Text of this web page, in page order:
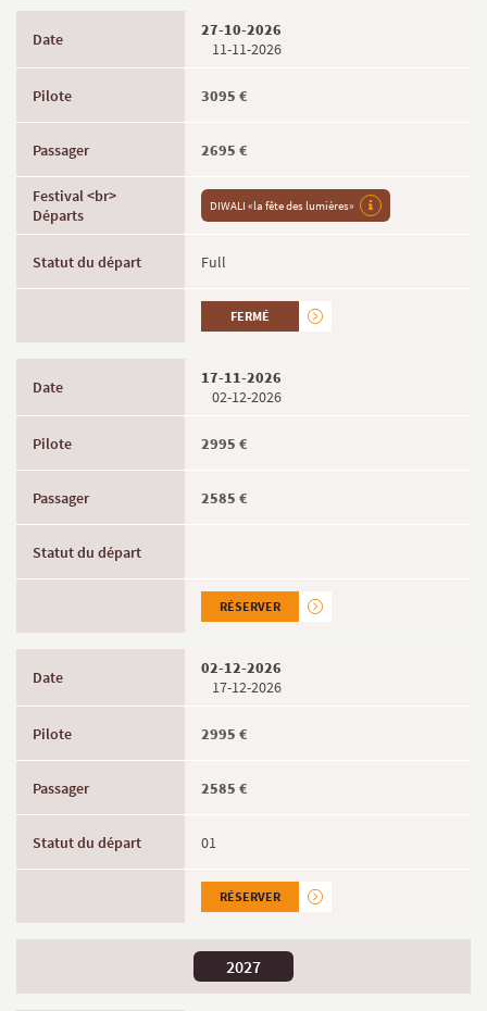
27-10-2026
11-11-2026
3095 €
2695 €
DIWALI «la fête des lumières»
Full
FERMÉ
17-11-2026
02-12-2026
2995 €
2585 €
RÉSERVER
02-12-2026
17-12-2026
2995 €
2585 €
01
RÉSERVER
2027